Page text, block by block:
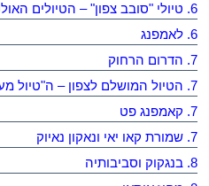
6. טיולי "סובב צפון" – הטיולים האולטימטיביים בצפון תאילנד
6. לאמפנג
7. הדרום הרחוק
7. הטיול המושלם לצפון – ה"טיול מעיר להר"
7. קאמפנג פט
7. שמורת קאו יאי ונאקון נאיוק
8. בנגקוק וסביבותיה